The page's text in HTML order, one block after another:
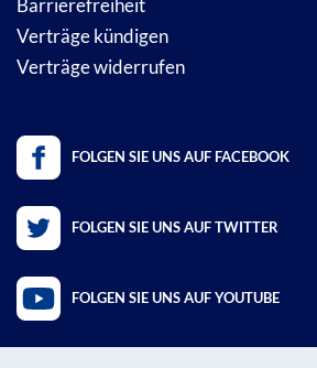
Barrierefreiheit
Verträge kündigen
Verträge widerrufen
FOLGEN SIE UNS AUF FACEBOOK
FOLGEN SIE UNS AUF TWITTER
FOLGEN SIE UNS AUF YOUTUBE